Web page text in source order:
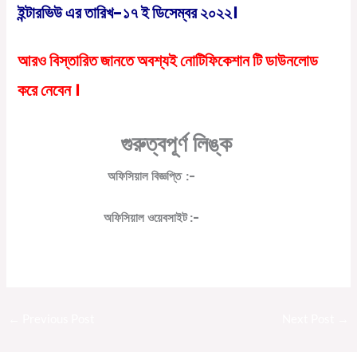
ইন্টারভিউ এর তারিখ-১৭ ই ডিসেম্বর ২০২২।
আরও বিস্তারিত জানতে অবশ্যই নোটিফিকেশান টি ডাউনলোড
করে নেবেন ।
গুরুত্বপূর্ণলিঙ্ক
অফিসিয়াল বিজ্ঞপ্তি:-
অফিসিয়াল ওয়েবসাইট:-